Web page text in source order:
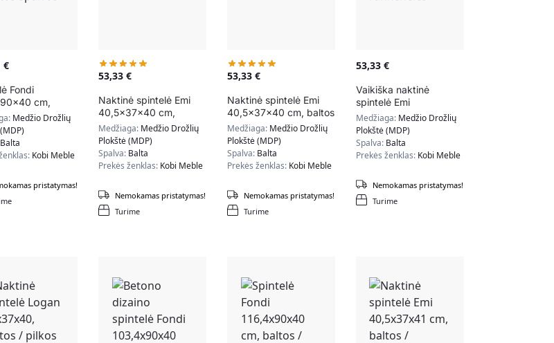
€
Fondi
cm,
medžio /
Medžio Drožlių
Balta
Kobi Meble
pristatymas!
53,33€
Naktinė spintelė Emi
40,5x37x40 cm,
smėlio spalvos
Medžiaga: Medžio Drožlių
Plokštė (MDP)
Spalva: Balta
Prekės ženklas: Kobi Meble
Turime
Nemokamas pristatymas!
53,33€
Naktinė spintelė Emi
40,5x37x40 cm, baltos
/ smėlio spalvos
Medžiaga: Medžio Drožlių
Plokštė (MDP)
Spalva: Balta
Prekės ženklas: Kobi Meble
Turime
Nemokamas pristatymas!
53,33 €
Vaikiška naktinė
spintelė Emi
40,5x37x40 cm, pilkos
rankenėlės
Medžiaga: Medžio Drožlių
Plokštė (MDP)
Spalva: Balta
Prekės ženklas: Kobi Meble
Turime
Nemokamas pristatymas!